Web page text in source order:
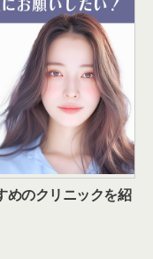
めのクリニックを紹